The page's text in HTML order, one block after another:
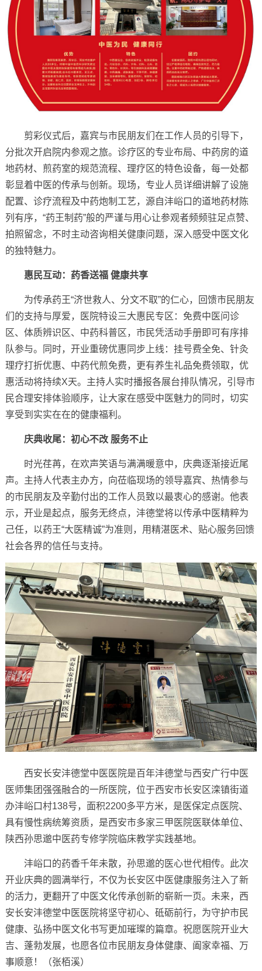
剪彩仪式后，嘉宾与市民朋友们在工作人员的引导下，
分批次开启院内参观之旅。诊疗区的专业布局、中药房的道
地药材、煎药室的规范流程、理疗区的特色设备，每一处都
彰显着中医的传承与创新。现场，专业人员详细讲解了设施
配置、诊疗流程及中药炮制工艺，源自沣峪口的道地药材陈
列有序，“药王制药”般的严谨与用心让参观者频频驻足点赞、
拍照留念，不时主动咨询相关健康问题，深入感受中医文化
的独特魅力。
惠民互动：药香送福 健康共享
为传承药王“济世救人、分文不取”的仁心，回馈市民朋友
们的支持与厚爱，医院特设三大惠民专区：免费中医问诊
区、体质辨识区、中药科普区，市民凭活动手册即可有序排
队参与。同时，开业重磅优惠同步上线：挂号费全免、针灸
理疗打折优惠、中药代煎免费，更有养生礼品免费领取，优
惠活动将持续X天。主持人实时播报各展台排队情况，引导市
民合理安排体验顺序，让大家在感受中医魅力的同时，切实
享受到实实在在的健康福利。
庆典收尾：初心不改 服务不止
时光荏苒，在欢声笑语与满满暖意中，庆典逐渐接近尾
声。主持人代表主办方，向莅临现场的领导嘉宾、热情参与
的市民朋友及辛勤付出的工作人员致以最衷心的感谢。他表
示，开业是起点，服务无终点，沣德堂将以传承中医精粹为
己任，以药王“大医精诚”为准则，用精湛医术、贴心服务回馈
社会各界的信任与支持。
西安长安沣德堂中医医院是百年沣德堂与西安广行中医
医师集团强强融合的一所医院，位于西安市长安区滦镇街道
办沣峪口村138号，面积2200多平方米，是医保定点医院、
具有慢性病统筹资质，是西安市多家三甲医院医联体单位、
陕西孙思邈中医药专修学院临床教学实践基地。
沣峪口的药香千年未散，孙思邈的医心世代相传。此次
开业庆典的圆满举行，不仅为长安区中医健康服务注入了新
的活力，更翻开了中医文化传承创新的崭新一页。未来，西
安长安沣德堂中医医院将坚守初心、砥砺前行，为守护市民
健康、弘扬中医文化书写更加璀璨的篇章。祝愿医院开业大
吉、蓬勃发展，也愿各位市民朋友身体健康、阖家幸福、万
事顺意！（张栢溪）